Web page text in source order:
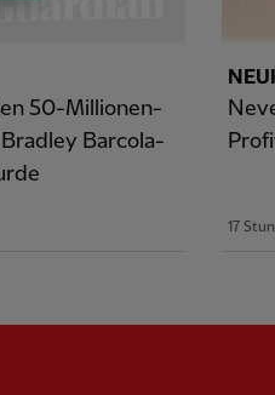
50-Millionen-
Barcola-
17